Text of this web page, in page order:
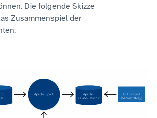
Die folgende Skizze
Zusammenspiel der